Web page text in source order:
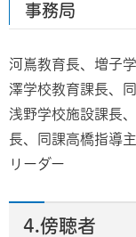
事務局
河嶌教育長、増子
澤学校教育課長、
浅野学校施設課長
長、同課高橋指導
リーダー
4.傍聴者